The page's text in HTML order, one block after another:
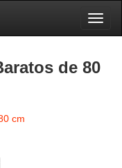
de 80
cm